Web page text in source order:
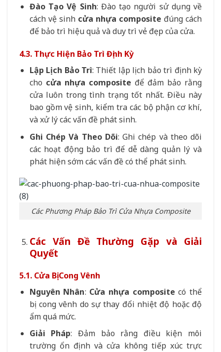
Đào Tạo Vệ Sinh: Đào tạo người sử dụng về
cách vệ sinh cửa nhựa composite đúng cách
để bảo trì hiệu quả và duy trì vẻ đẹp của cửa.
4.3. Thực Hiện Bảo Trì Định Kỳ
Lập Lịch Bảo Trì: Thiết lập lịch bảo trì định kỳ
cho cửa nhựa composite để đảm bảo rằng
cửa luôn trong tình trạng tốt nhất. Điều này
bao gồm vệ sinh, kiểm tra các bộ phận cơ khí,
và xử lý các vấn đề phát sinh.
Ghi Chép Và Theo Dõi: Ghi chép và theo dõi
các hoạt động bảo trì để dễ dàng quản lý và
phát hiện sớm các vấn đề có thể phát sinh.
Các Phương Pháp Bảo Trì Cửa Nhựa Composite
Các Vấn Đề Thường Gặp và Giải
Quyết
5.1. Cửa Bị Cong Vênh
Nguyên Nhân: Cửa nhựa composite có thể
bị cong vênh do sự thay đổi nhiệt độ hoặc độ
ẩm quá mức.
Giải Pháp: Đảm bảo rằng điều kiện môi
trường ổn định và cửa không tiếp xúc trực